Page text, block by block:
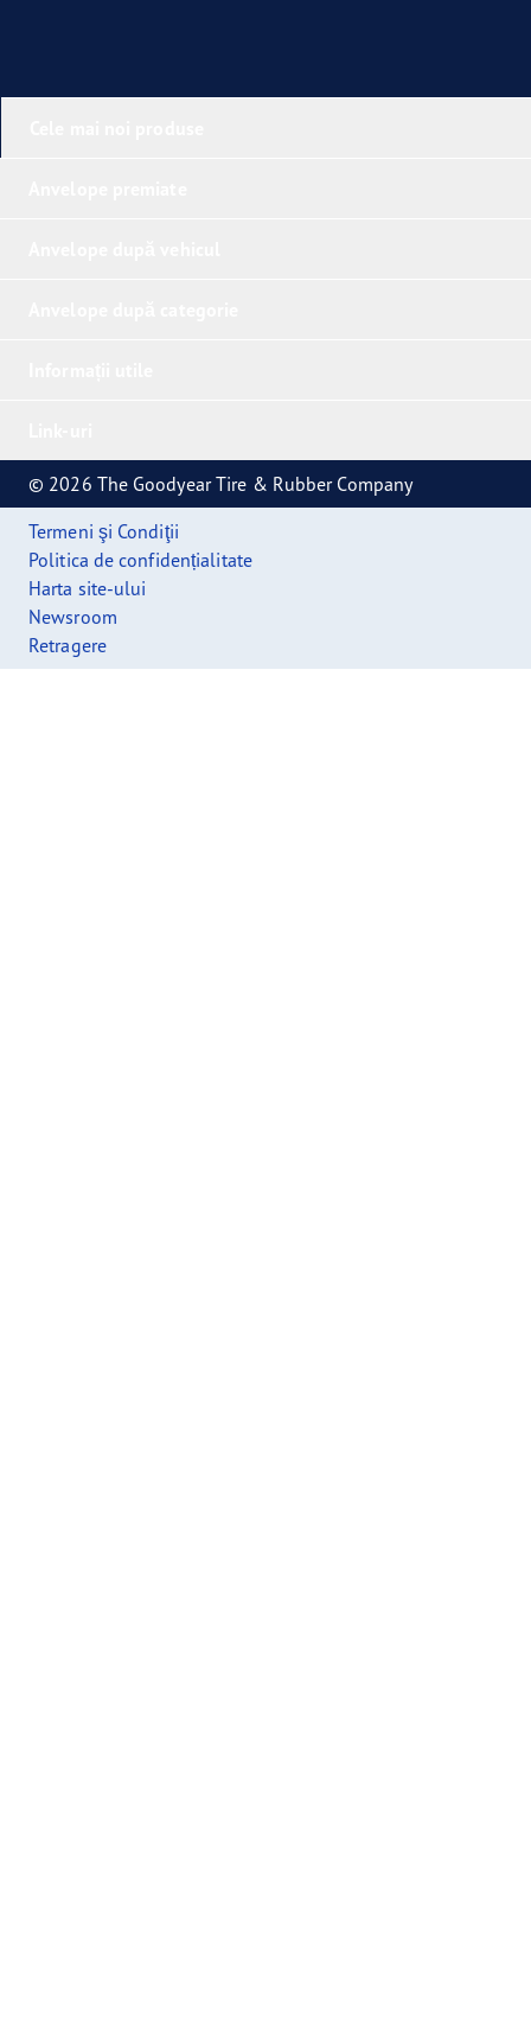
© 2026 The Goodyear Tire & Rubber Company
Termeni şi Condiţii
Politica de confidențialitate
Harta site-ului
Newsroom
Retragere